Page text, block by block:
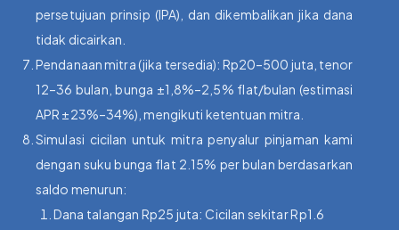
persetujuan prinsip (IPA), dan dikembalikan jika dana
tidak dicairkan.
Pendanaan mitra (jika tersedia): Rp20–500 juta, tenor
12–36 bulan, bunga ±1,8%–2,5% flat/bulan (estimasi
APR ±23%–34%), mengikuti ketentuan mitra.
Simulasi cicilan untuk mitra penyalur pinjaman kami
dengan suku bunga flat 2.15% per bulan berdasarkan
saldo menurun:
Dana talangan Rp25 juta: Cicilan sekitar Rp1.6